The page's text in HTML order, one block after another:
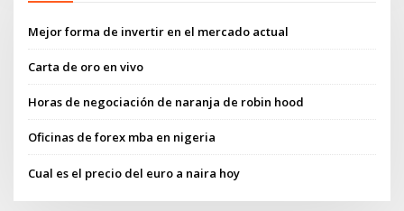
Mejor forma de invertir en el mercado actual
Carta de oro en vivo
Horas de negociación de naranja de robin hood
Oficinas de forex mba en nigeria
Cual es el precio del euro a naira hoy